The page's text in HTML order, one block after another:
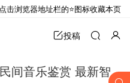
投稿
间音乐鉴赏 最新智
点击浏览器地址栏的⭐图标收藏本页